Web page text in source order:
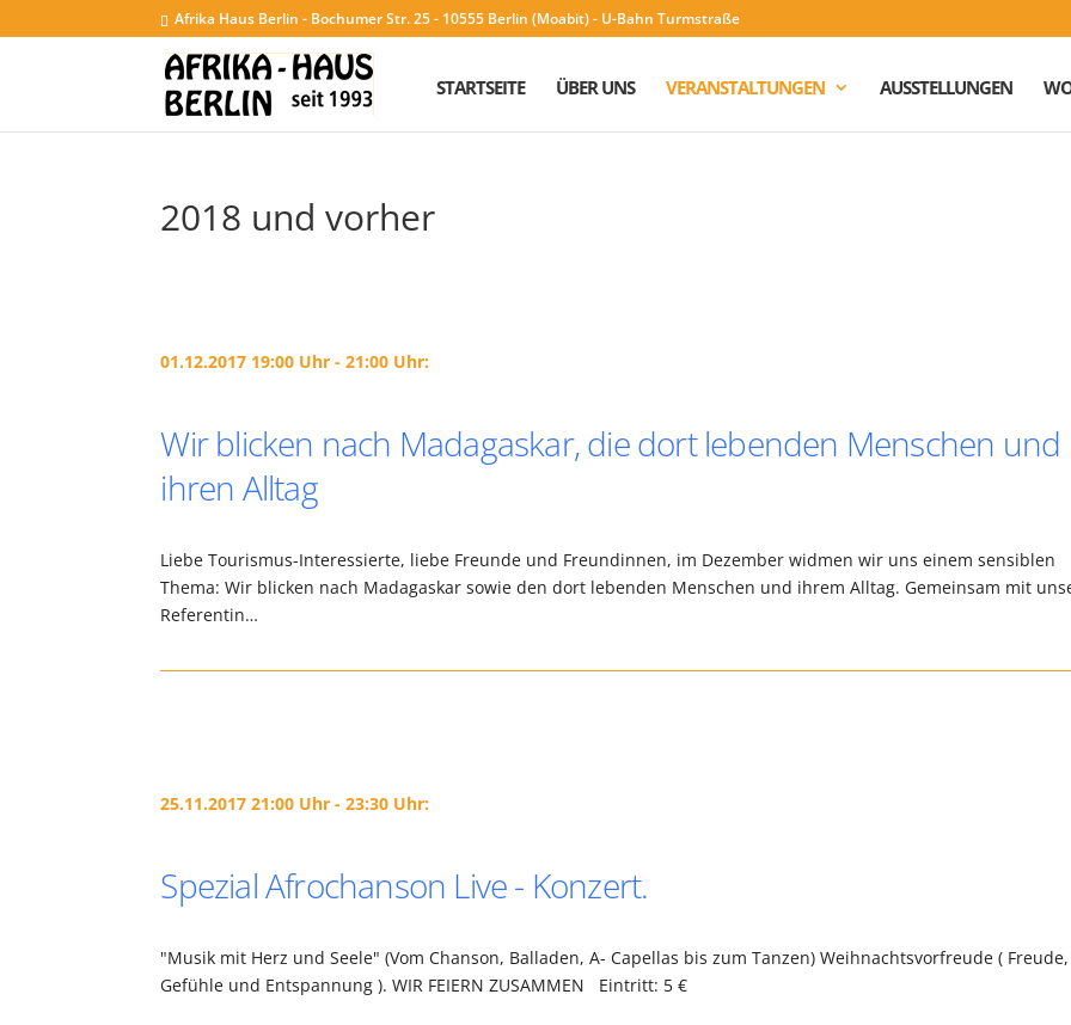
Afrika Haus Berlin - Bochumer Str. 25 - 10555 Berlin (Moabit) - U-Bahn Turmstraße
STARTSEITE ÜBER UNS VERANSTALTUNGEN AUSSTELLUNGEN
2018 und vorher
01.12.2017 19:00 Uhr - 21:00 Uhr:
Wir blicken nach Madagaskar, die dort lebenden Menschen und
ihren Alltag
Liebe Tourismus-Interessierte, liebe Freunde und Freundinnen, im Dezember widmen wir uns einem sensiblen
Thema: Wir blicken nach Madagaskar sowie den dort lebenden Menschen und ihrem Alltag. Gemeinsam mit
Referentin…
25.11.2017 21:00 Uhr - 23:30 Uhr:
Spezial Afrochanson Live - Konzert.
"Musik mit Herz und Seele" (Vom Chanson, Balladen, A- Capellas bis zum Tanzen) Weihnachtsvorfreude ( Freude,
Gefühle und Entspannung ). WIR FEIERN ZUSAMMEN Eintritt: 5 €